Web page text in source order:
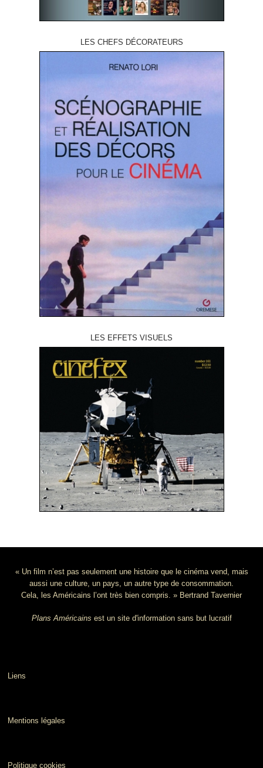
LES CHEFS DÉCORATEURS
LES EFFETS VISUELS
« Un film n’est pas seulement une histoire que le cinéma vend, mais
aussi une culture, un pays, un autre type de consommation.
Cela, les Américains l’ont très bien compris. » Bertrand Tavernier
Plans Américains est un site d'information sans but lucratif
Liens
Mentions légales
Politique cookies